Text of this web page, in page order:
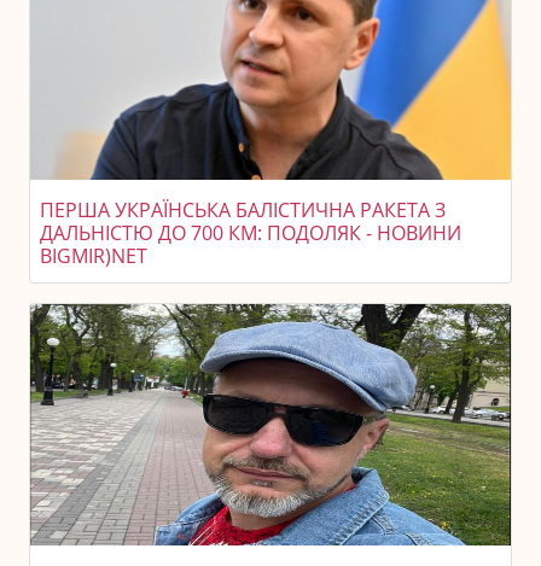
ПЕРША УКРАЇНСЬКА БАЛІСТИЧНА РАКЕТА З
ДАЛЬНІСТЮ ДО 700 КМ: ПОДОЛЯК - НОВИНИ
BIGMIR)NET